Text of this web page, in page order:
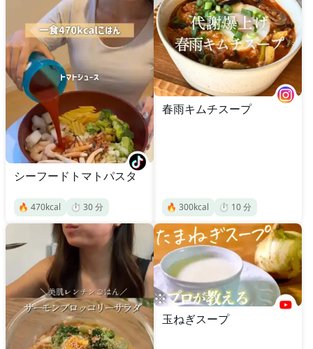
シーフードトマトパスタ
🔥 470kcal ⏱️ 30分
春雨キムチスープ
🔥 300kcal ⏱️ 10分
玉ねぎスープ